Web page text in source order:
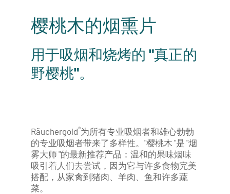
樱桃木的烟熏片
用于吸烟和烧烤的 "真正的
野樱桃"。
Räuchergold®为所有专业吸烟者和雄心勃勃
的专业吸烟者带来了多样性。"樱桃木 "是 "烟
雾大师 "的最新推荐产品：温和的果味烟味
吸引着人们去尝试，因为它与许多食物完美
搭配，从家禽到猪肉、羊肉、鱼和许多蔬
菜。